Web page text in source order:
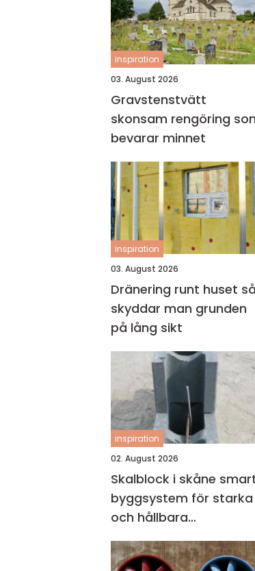
inspiration
03. August 2026
Gravstenstvätt
skonsam rengöring
bevarar minnet
inspiration
03. August 2026
Dränering runt huset så
skyddar man grunden
på lång sikt
inspiration
02. August 2026
Skalblock i skåne smart
byggsystem för starka
och hållbara
konstruktioner